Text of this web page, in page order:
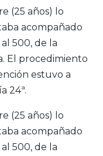
(25 años) lo
acompañado
500, de la
El procedimiento
estuvo a
24ª.
(25 años) lo
acompañado
500, de la